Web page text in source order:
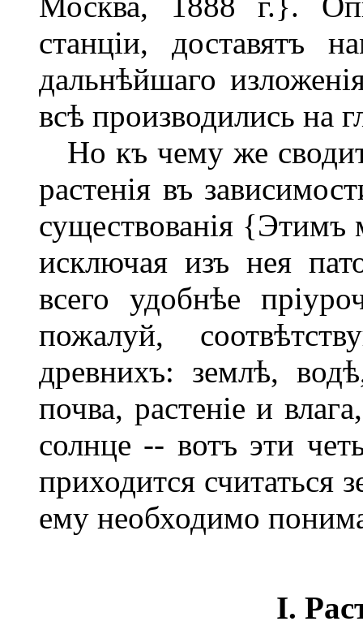
станціи, доставятъ
дальнѣйшаго
всѣ производились на
Но къ чему же
растенія въ
существованія {Этимъ
исключая изъ нея
всего удобнѣе
пожалуй,
древнихъ: землѣ,
почва, растеніе и
солнце -- вотъ эти
приходится считаться
ему необходимо
I.